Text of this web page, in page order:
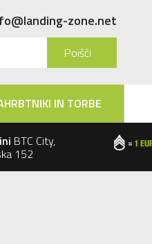
zone.net
Poišči
IN TORBE
BTC City,
152